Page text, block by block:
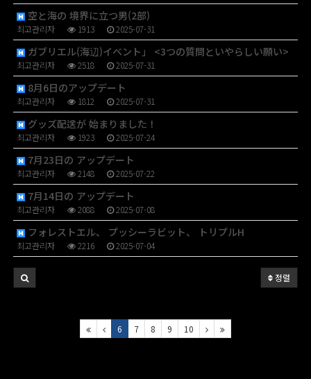
空と海の 境界に立つ男(2部)
최고관리자 1913 2025-07-31
ガブリエル(海辺)イベント」 <3つの質問といやらしい願い>
최고관리자 2518 2025-07-31
8月6日のアップデート
최고관리자 1812 2025-07-31
グッズ配送が 始まりました！
최고관리자 1923 2025-07-24
7月23日の アップデート
최고관리자 2148 2025-07-22
7月14日の アップデート
최고관리자 2088 2025-07-08
フォレストエル、 プッシーラビット、 トリプルH
최고관리자 2216 2025-07-04
정렬
6 7 8 9 10